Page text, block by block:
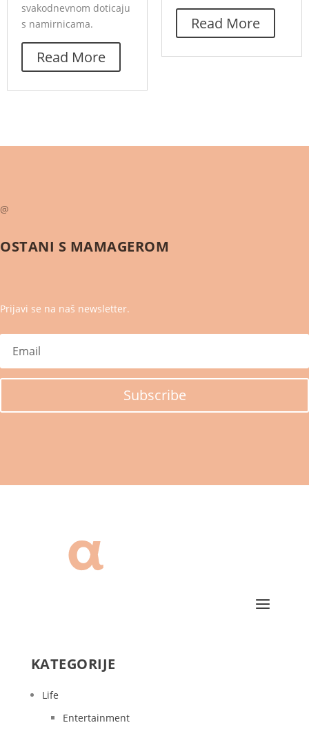
svakodnevnom doticaju
s namirnicama.
Read More
Read More
@
OSTANI S MAMAGEROM
Prijavi se na naš newsletter.
Subscribe
KATEGORIJE
Life
Entertainment